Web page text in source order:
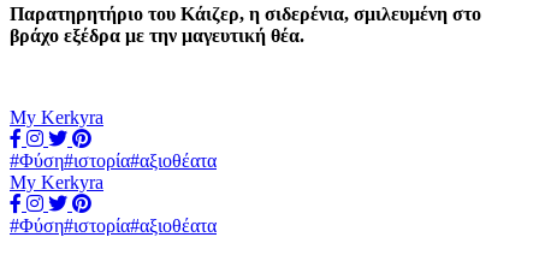
Παρατηρητήριο του Κάιζερ, η σιδερένια, σμιλευμένη στο
βράχο εξέδρα με την μαγευτική θέα.
My Kerkyra
#Φύση#ιστορία#αξιοθέατα
My Kerkyra
#Φύση#ιστορία#αξιοθέατα